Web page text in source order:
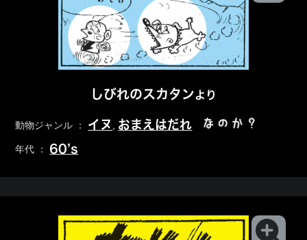
しびれのスカタンより
動物ジャンル ： イヌ おまえはだれ なのか？
年代 ： 60’s